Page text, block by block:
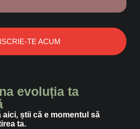
TE ACUM
evoluția ta
aici, știi că e momentul să
ta.